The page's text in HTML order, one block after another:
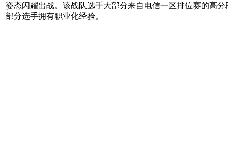
姿态闪耀出战。该战队选手大部分来自电信一区排位赛的高分
部分选手拥有职业化经验。